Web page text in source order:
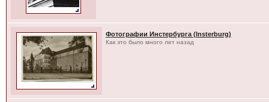
Фотографии Инстербурга (Insterburg)
Как это было много лет назад